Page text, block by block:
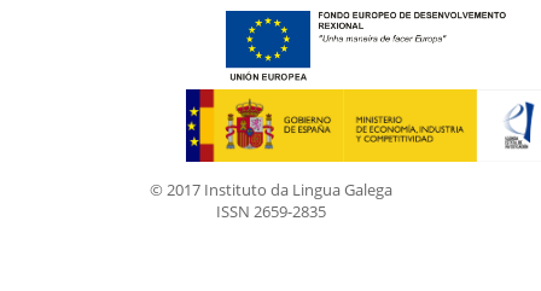
© 2017 Instituto da Lingua Galega
ISSN 2659-2835